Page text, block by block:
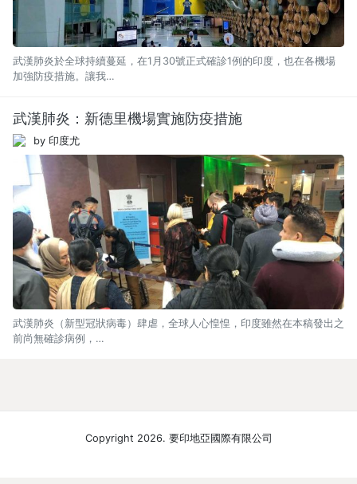
武漢肺炎於全球持續蔓延，在1月30號正式確診1例的印度，也在各機場
加強防疫措施。讓我…
武漢肺炎：新德里機場實施防疫措施
by 印度尤
武漢肺炎（新型冠狀病毒）肆虐，全球人心惶惶，印度雖然在本稿發出之
前尚無確診病例，…
Copyright 2026. 要印地亞國際有限公司